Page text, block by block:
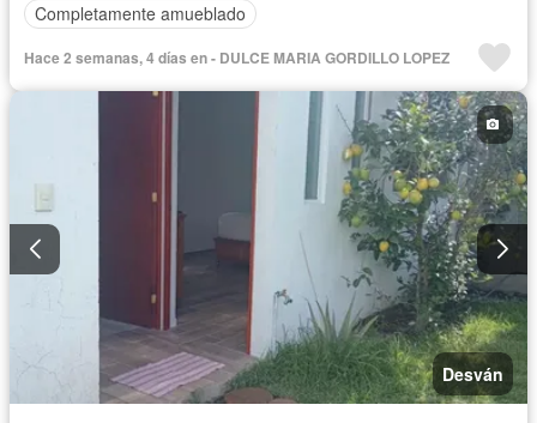
Completamente amueblado
Hace 2 semanas, 4 días en - DULCE MARIA GORDILLO LOPEZ
Desván